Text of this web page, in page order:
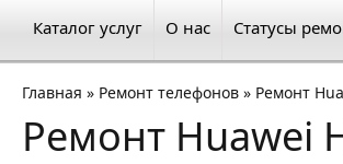
Каталог услуг О нас Статусы
Главная » Ремонт телефонов » Ремонт
Ремонт Huawei